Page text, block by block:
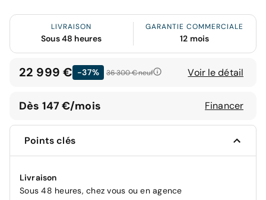
LIVRAISON
Sous 48 heures
GARANTIE COMMERCIALE
12 mois
22 999 € -37% 36 300 €neuf Voir le détail
Dès 147 €/mois Financer
Points clés
Livraison
Sous 48 heures, chez vous ou en agence